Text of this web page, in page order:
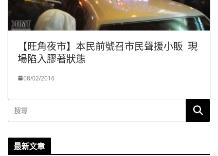
【旺角夜市】本民前號召市民聲援小販 現
場陷入膠著狀態
08/02/2016
最新文章